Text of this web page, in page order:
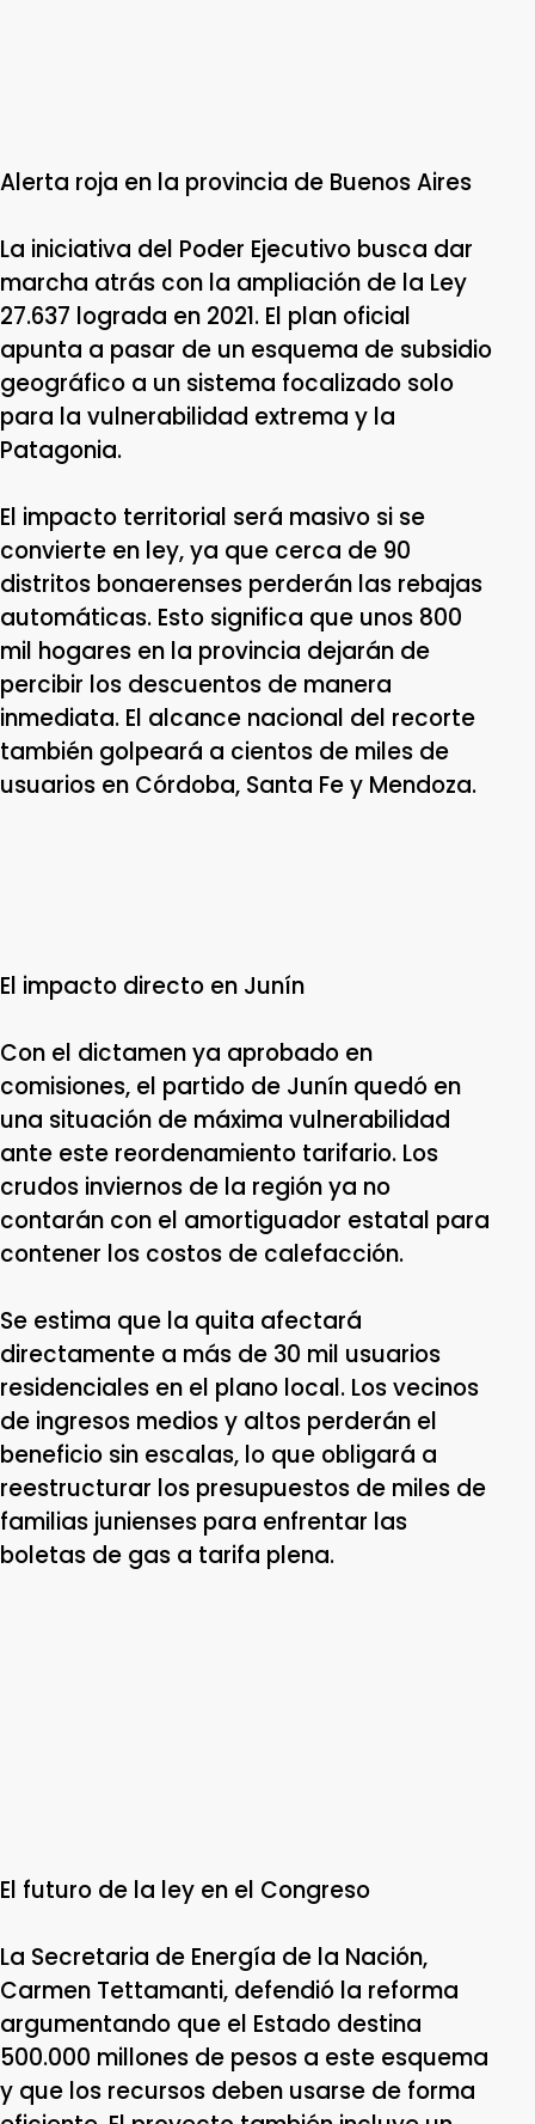
Alerta roja en la provincia de Buenos Aires
La iniciativa del Poder Ejecutivo busca dar
marcha atrás con la ampliación de la Ley
27.637 lograda en 2021. El plan oficial
apunta a pasar de un esquema de subsidio
geográfico a un sistema focalizado solo
para la vulnerabilidad extrema y la
Patagonia.
El impacto territorial será masivo si se
convierte en ley, ya que cerca de 90
distritos bonaerenses perderán las rebajas
automáticas. Esto significa que unos 800
mil hogares en la provincia dejarán de
percibir los descuentos de manera
inmediata. El alcance nacional del recorte
también golpeará a cientos de miles de
usuarios en Córdoba, Santa Fe y Mendoza.
El impacto directo en Junín
Con el dictamen ya aprobado en
comisiones, el partido de Junín quedó en
una situación de máxima vulnerabilidad
ante este reordenamiento tarifario. Los
crudos inviernos de la región ya no
contarán con el amortiguador estatal para
contener los costos de calefacción.
Se estima que la quita afectará
directamente a más de 30 mil usuarios
residenciales en el plano local. Los vecinos
de ingresos medios y altos perderán el
beneficio sin escalas, lo que obligará a
reestructurar los presupuestos de miles de
familias junienses para enfrentar las
boletas de gas a tarifa plena.
El futuro de la ley en el Congreso
La Secretaria de Energía de la Nación,
Carmen Tettamanti, defendió la reforma
argumentando que el Estado destina
500.000 millones de pesos a este esquema
y que los recursos deben usarse de forma